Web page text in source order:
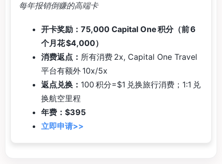
每年报销倒赚的高端卡
开卡奖励：75,000 Capital One 积分（前 6
个月花 $4,000）
消费返点： 所有消费 2x, Capital One Travel
平台有额外 10x/5x
返点兑换： 100 积分=$1 兑换旅行消费；1:1 兑
换航空里程
年费：$395
立即申请>>